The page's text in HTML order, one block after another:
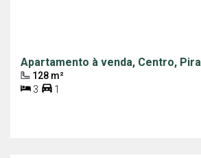
Apartamento à venda, Centro,
128 m²
3
1